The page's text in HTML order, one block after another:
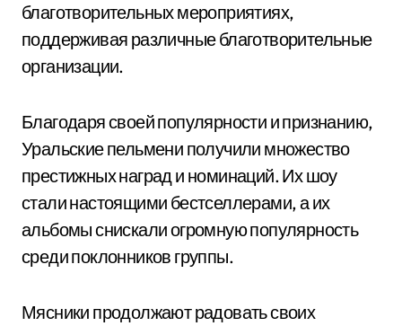
благотворительных мероприятиях,
поддерживая различные благотворительные
организации.
Благодаря своей популярности и признанию,
Уральские пельмени получили множество
престижных наград и номинаций. Их шоу
стали настоящими бестселлерами, а их
альбомы снискали огромную популярность
среди поклонников группы.
Мясники продолжают радовать своих